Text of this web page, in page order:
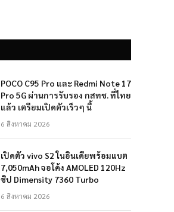
POCO C95 Pro และ Redmi Note 17
Pro 5G ผ่านการรับรอง กสทช. ที่ไทย
แล้ว เตรียมเปิดตัวเร็วๆ นี้
6 สิงหาคม 2026
เปิดตัว vivo S2 ในอินเดียพร้อมแบต
7,050mAh จอโค้ง AMOLED 120Hz
ชิป Dimensity 7360 Turbo
6 สิงหาคม 2026